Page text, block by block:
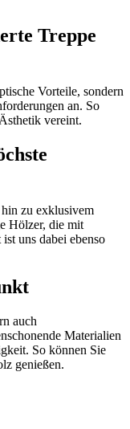
Treppe
Vorteile, sondern
an. So
vereint.
zu exklusivem
Hölzer, die mit
uns dabei ebenso
auch
Materialien
So können Sie
genießen.